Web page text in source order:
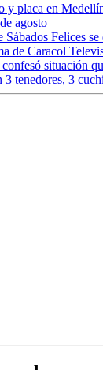
y placa en
agosto
Felices
de Caracol
situación
tenedores, 3